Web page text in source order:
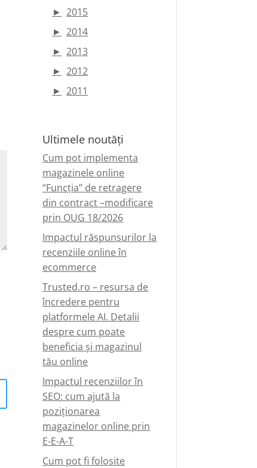
► 2015
► 2014
► 2013
► 2012
► 2011
Ultimele noutăți
Cum pot implementa
magazinele online
“Funcția” de retragere
din contract –modificare
prin OUG 18/2026
Impactul răspunsurilor la
recenziile online în
ecommerce
Trusted.ro – resursa de
încredere pentru
platformele AI. Detalii
despre cum poate
beneficia și magazinul
tău online
Impactul recenziilor în
SEO: cum ajută la
poziționarea
magazinelor online prin
E-E-A-T
Cum pot fi folosite